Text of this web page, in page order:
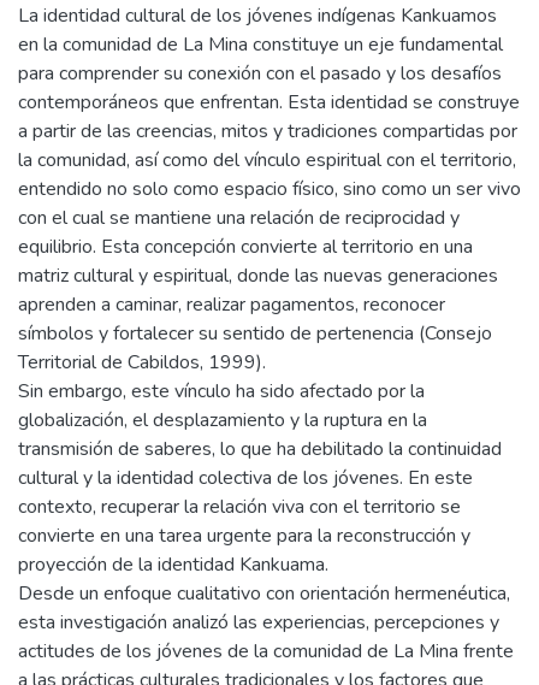
La identidad cultural de los jóvenes indígenas Kankuamos
en la comunidad de La Mina constituye un eje fundamental
para comprender su conexión con el pasado y los desafíos
contemporáneos que enfrentan. Esta identidad se construye
a partir de las creencias, mitos y tradiciones compartidas por
la comunidad, así como del vínculo espiritual con el territorio,
entendido no solo como espacio físico, sino como un ser vivo
con el cual se mantiene una relación de reciprocidad y
equilibrio. Esta concepción convierte al territorio en una
matriz cultural y espiritual, donde las nuevas generaciones
aprenden a caminar, realizar pagamentos, reconocer
símbolos y fortalecer su sentido de pertenencia (Consejo
Territorial de Cabildos, 1999).
Sin embargo, este vínculo ha sido afectado por la
globalización, el desplazamiento y la ruptura en la
transmisión de saberes, lo que ha debilitado la continuidad
cultural y la identidad colectiva de los jóvenes. En este
contexto, recuperar la relación viva con el territorio se
convierte en una tarea urgente para la reconstrucción y
proyección de la identidad Kankuama.
Desde un enfoque cualitativo con orientación hermenéutica,
esta investigación analizó las experiencias, percepciones y
actitudes de los jóvenes de la comunidad de La Mina frente